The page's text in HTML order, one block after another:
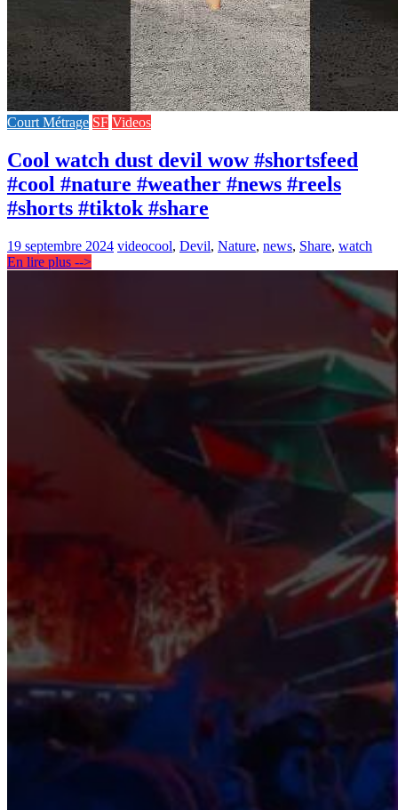
Court Métrage SF Videos
Cool watch dust devil wow #shortsfeed
#cool #nature #weather #news #reels
#shorts #tiktok #share
19 septembre 2024 videocool, Devil, Nature, news, Share, watch
En lire plus -->